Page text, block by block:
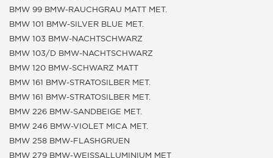
BMW 99 BMW-RAUCHGRAU MATT MET.
BMW 101 BMW-SILVER BLUE MET.
BMW 103 BMW-NACHTSCHWARZ
BMW 103/D BMW-NACHTSCHWARZ
BMW 120 BMW-SCHWARZ MATT
BMW 161 BMW-STRATOSILBER MET.
BMW 161 BMW-STRATOSILBER MET.
BMW 226 BMW-SANDBEIGE MET.
BMW 246 BMW-VIOLET MICA MET.
BMW 258 BMW-FLASHGRUEN
BMW 279 BMW-WEISSALLUMINIUM MET